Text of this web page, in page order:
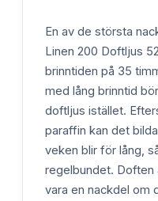
En av de största
Linen 200 Doftljus
brinntiden på 35
med lång brinntid
doftljus istället.
paraffin kan det
veken blir för lång,
regelbundet. Doften
vara en nackdel om